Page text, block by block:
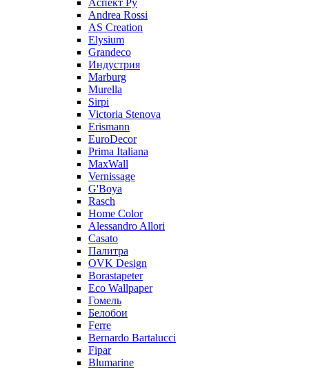
Аспект Ру
Andrea Rossi
AS Creation
Elysium
Grandeco
Индустрия
Marburg
Murella
Sirpi
Victoria Stenova
Erismann
EuroDecor
Prima Italiana
MaxWall
Vernissage
G'Boya
Rasch
Home Color
Alessandro Allori
Casato
Палитра
OVK Design
Borastapeter
Eco Wallpaper
Гомель
Белобои
Ferre
Bernardo Bartalucci
Fipar
Blumarine